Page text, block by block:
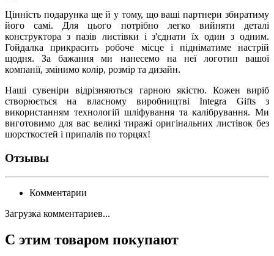
Цінність подарунка ще й у тому, що ваші партнери збиратиму
його самі. Для цього потрібно легко вийняти деталі
конструктора з пазів листівки і з'єднати їх один з одним.
Гойдалка прикрасить робоче місце і підніматиме настрій
щодня. За бажання ми нанесемо на неї логотип вашої
компанії, змінимо колір, розмір та дизайн.
Наші сувеніри відрізняються гарною якістю. Кожен виріб
створюється на власному виробництві Integra Gifts з
використанням технологій шліфування та калібрування. Ми
виготовимо для вас великі тиражі оригінальних листівок без
шорсткостей і припалів по торцях!
Отзывы
Комментарии
Загрузка комментариев...
С этим товаром покупают